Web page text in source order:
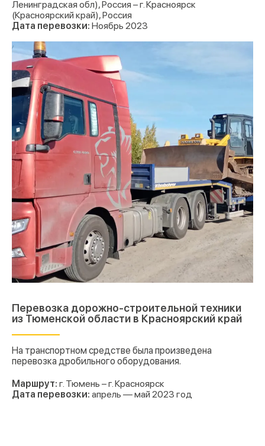
Ленинградская обл), Россия – г. Красноярск
(Красноярский край), Россия
Дата перевозки: Ноябрь 2023
Перевозка дорожно-строительной техники
из Тюменской области в Красноярский край
На транспортном средстве была произведена
перевозка дробильного оборудования.
Маршрут: г. Тюмень – г. Красноярск
Дата перевозки: апрель — май 2023 год